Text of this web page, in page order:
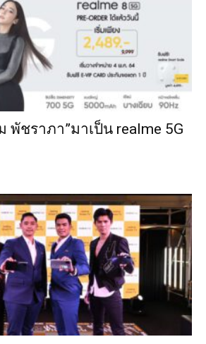
พัชราภา”มาเป็น realme 5G